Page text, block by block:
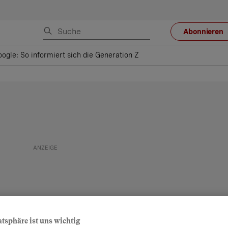
Abonnieren
So informiert sich die Generation Z
ist uns wichtig